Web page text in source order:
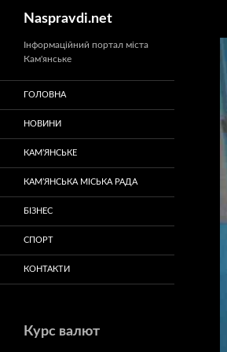
Перейти
вмісту
Naspravdi.net
Інформаційний портал міста
Кам'янське
ГОЛОВНА
НОВИНИ
КАМ’ЯНСЬКЕ
КАМ’ЯНСЬКА МІСЬКА РАДА
БІЗНЕС
СПОРТ
КОНТАКТИ
Курс валют